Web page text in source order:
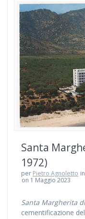
Santa
1972)
per Pietro Agnoletto in
on 1 Maggio 2023
Santa Margherita
cementificazione